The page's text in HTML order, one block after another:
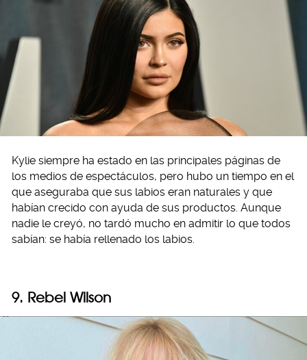
Kylie siempre ha estado en las principales páginas de
los medios de espectáculos, pero hubo un tiempo en el
que aseguraba que sus labios eran naturales y que
habían crecido con ayuda de sus productos. Aunque
nadie le creyó, no tardó mucho en admitir lo que todos
sabían: se había rellenado los labios.
9. Rebel Wilson